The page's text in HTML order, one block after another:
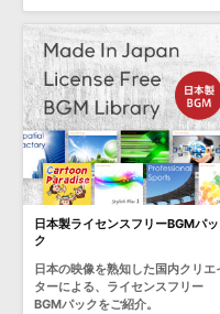
日本製ライセンスフリーBGMパッ
ク
日本の映像を熟知した国内クリエ
ターによる、ライセンスフリー
BGMパックをご紹介。